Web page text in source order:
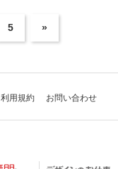
5 »
利用規約 お問い合わせ